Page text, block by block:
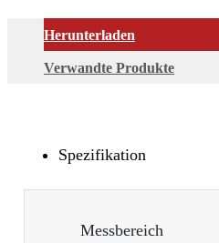
Herunterladen
Verwandte Produkte
Spezifikation
Messbereich